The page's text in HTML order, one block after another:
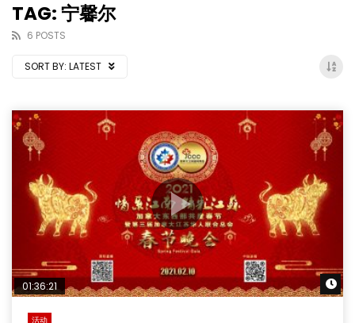
TAG: 宁馨尔
6 POSTS
SORT BY: LATEST
01:36:21
活动